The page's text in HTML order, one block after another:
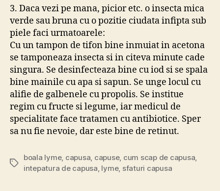
3. Daca vezi pe mana, picior etc. o insecta mica
verde sau bruna cu o pozitie ciudata infipta sub
piele faci urmatoarele:
Cu un tampon de tifon bine inmuiat in acetona
se tamponeaza insecta si in citeva minute cade
singura. Se desinfecteaza bine cu iod si se spala
bine mainile cu apa si sapun. Se unge locul cu
alifie de galbenele cu propolis. Se institue
regim cu fructe si legume, iar medicul de
specialitate face tratamen cu antibiotice. Sper
sa nu fie nevoie, dar este bine de retinut.
Tags
boala lyme, capusa, capuse, cum scap de capusa,
intepatura de capusa, lyme, sfaturi capusa